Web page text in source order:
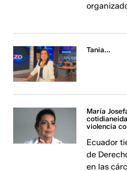
Tania...
María
violencia
Ecuador
de
en las